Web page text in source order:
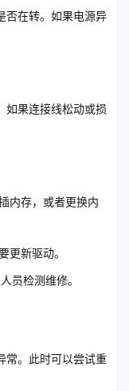
否在转。如果电源异
如果连接线松动或损
内存，或者更换内
更新驱动。
员检测维修。
常。此时可以尝试重